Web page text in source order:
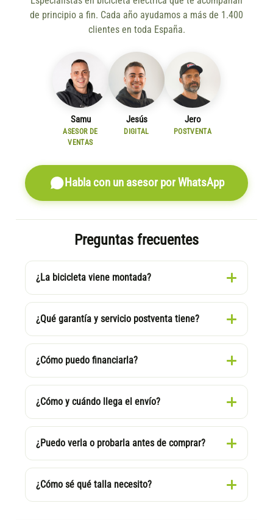
de principio a fin. Cada año ayudamos a más de 1.400
clientes en toda España.
Samu
ASESOR DE
VENTAS
Jesús
DIGITAL
Jero
POSTVENTA
Habla con un asesor por WhatsApp
Preguntas frecuentes
¿La bicicleta viene montada?
¿Qué garantía y servicio postventa tiene?
¿Cómo puedo financiarla?
¿Cómo y cuándo llega el envío?
¿Puedo verla o probarla antes de comprar?
¿Cómo sé qué talla necesito?